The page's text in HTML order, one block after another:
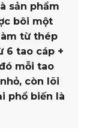
sản phẩm
bôi một
từ thép
6 tao cáp +
mỗi tao
còn lõi
phổ biến là